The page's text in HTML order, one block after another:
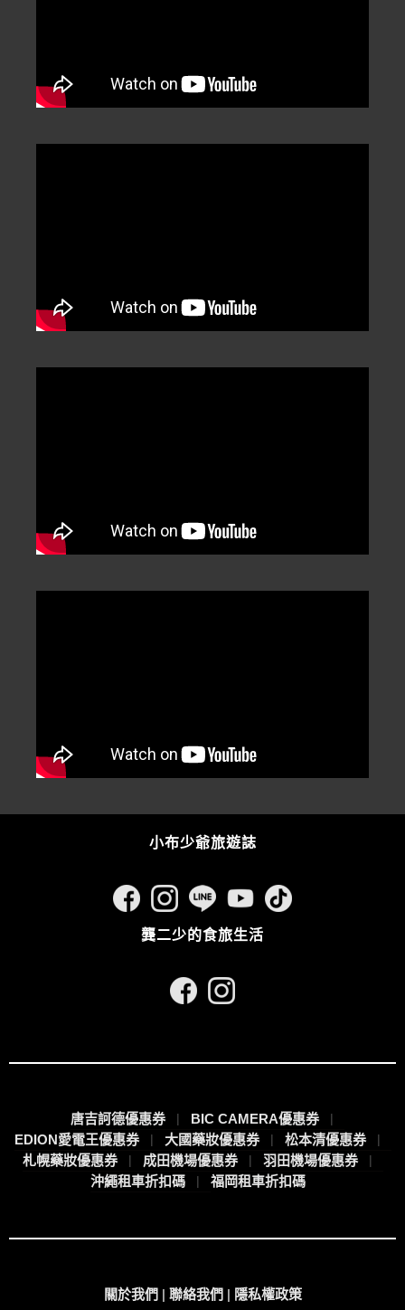
小布少爺旅遊誌
龔二少的食旅生活
唐吉訶德優惠券
BIC CAMERA優惠券
EDION愛電王優惠券
大國藥妝優惠券
松本清優惠券
札幌藥妝優惠券
成田機場優惠券
羽田機場優惠券
沖繩租車折扣碼
福岡租車折扣碼
關於我們 | 聯絡我們 | 隱私權政策